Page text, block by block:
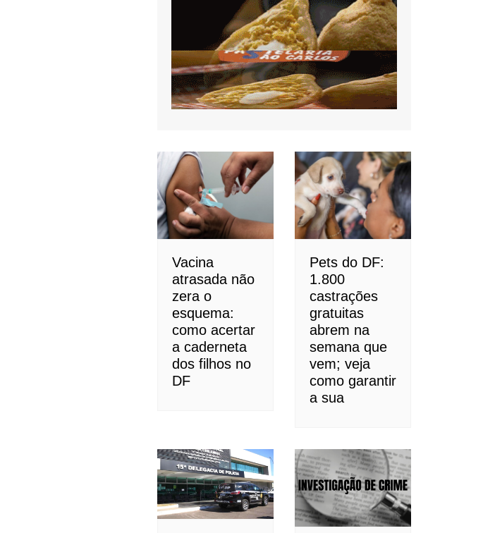
Vacina
atrasada não
zera o
esquema:
como acertar
a caderneta
dos filhos no
DF
Pets do DF:
1.800
castrações
gratuitas
abrem na
semana que
vem; veja
como garantir
a sua